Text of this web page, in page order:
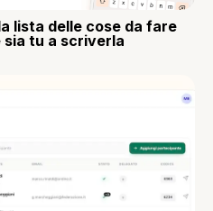
lista delle cose da fare
tu a scriverla